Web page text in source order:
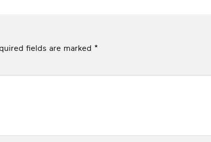
fields are marked *